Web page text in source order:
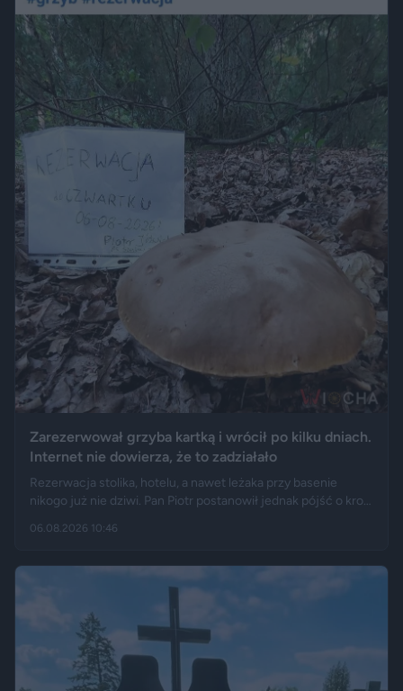
Zarezerwował grzyba kartką i wrócił po kilku dniach.
Internet nie dowierza, że to zadziałało
Rezerwacja stolika, hotelu, a nawet leżaka przy basenie
nikogo już nie dziwi. Pan Piotr postanowił jednak pójść o krok
„Fakt”, po kilku dniach wrócił w to samo miejsce i odkrył, że
06.08.2026 10:46